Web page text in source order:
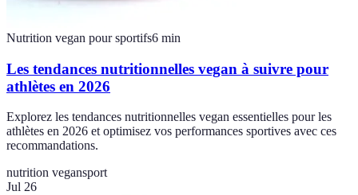
Nutrition vegan pour sportifs6 min
Les tendances nutritionnelles vegan à suivre pour
athlètes en 2026
Explorez les tendances nutritionnelles vegan essentielles pour les
athlètes en 2026 et optimisez vos performances sportives avec ces
recommandations.
nutrition vegansport
Jul 26